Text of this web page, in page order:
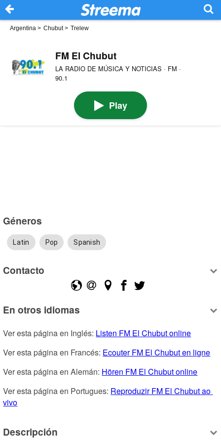
Argentina > Chubut> Trelew
FM El Chubut
LA RADIO DE MÚSICA Y NOTICIAS · FM ·
90.1
Play
Géneros
Latin Pop Spanish
Contacto
En otros idiomas
Ver esta página en Inglés: Listen FM El Chubut online
Ver esta página en Francés: Ecouter FM El Chubut en ligne
Ver esta página en Alemán: Hören FM El Chubut online
Ver esta página en Portugues: Reproduzir FM El Chubut ao
vivo
Descripción